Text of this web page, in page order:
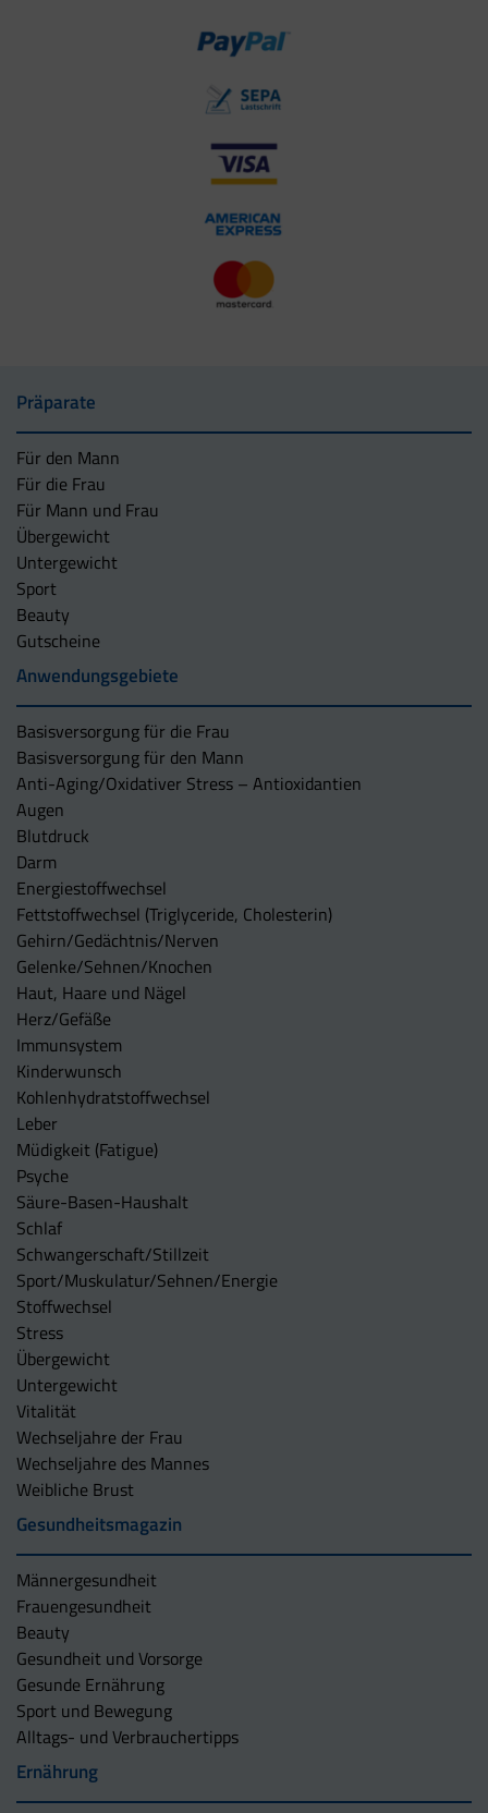
Präparate
Für den Mann
Für die Frau
Für Mann und Frau
Übergewicht
Untergewicht
Sport
Beauty
Gutscheine
Anwendungsgebiete
Basisversorgung für die Frau
Basisversorgung für den Mann
Anti-Aging/Oxidativer Stress – Antioxidantien
Augen
Blutdruck
Darm
Energiestoffwechsel
Fettstoffwechsel (Triglyceride, Cholesterin)
Gehirn/Gedächtnis/Nerven
Gelenke/Sehnen/Knochen
Haut, Haare und Nägel
Herz/Gefäße
Immunsystem
Kinderwunsch
Kohlenhydratstoffwechsel
Leber
Müdigkeit (Fatigue)
Psyche
Säure-Basen-Haushalt
Schlaf
Schwangerschaft/Stillzeit
Sport/Muskulatur/Sehnen/Energie
Stoffwechsel
Stress
Übergewicht
Untergewicht
Vitalität
Wechseljahre der Frau
Wechseljahre des Mannes
Weibliche Brust
Gesundheitsmagazin
Männergesundheit
Frauengesundheit
Beauty
Gesundheit und Vorsorge
Gesunde Ernährung
Sport und Bewegung
Alltags- und Verbrauchertipps
Ernährung